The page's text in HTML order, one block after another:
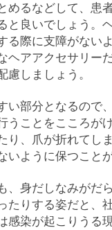
めるなどして、患
と良いでしょう。
る際に支障がない
ヘアアクセサリー
しましょう。
い部分となるので
うことをこころが
り、爪が折れてし
いように保つこと
、身だしなみがだ
たりする姿だと、
感染が起こりうる